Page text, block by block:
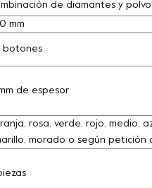
de diamantes y
mm
botones
mm de espesor
rosa, verde, rojo, medio,
morado o según petición